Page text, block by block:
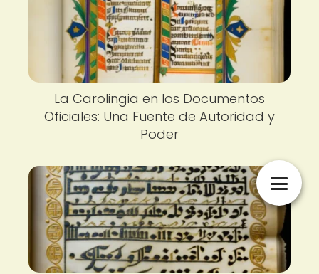
La Carolingia en los Documentos
Oficiales: Una Fuente de Autoridad y
Poder